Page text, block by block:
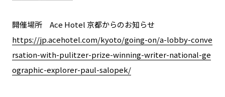
開催場所 Ace Hotel 京都からのお知らせ
https://jp.acehotel.com/kyoto/going-on/a-lobby-conve
rsation-with-pulitzer-prize-winning-writer-national-ge
ographic-explorer-paul-salopek/